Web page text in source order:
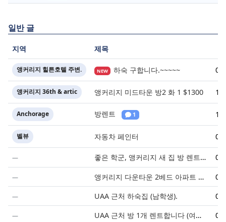
일반 글
지역 제목
앵커리지 힐튼호텔 주변. NEW 하숙 구합니다.~~~~~
앵커리지 36th & artic 앵커리지 미드타운 방2 화 1 $1300
Anchorage 방렌트 1
벨뷰 자동차 페인터
좋은 학군, 앵커리지 새 집 방 렌트.
앵커리지 다운타운 2베드 아파트 단기 렌트.
UAA 근처 하숙집 (남학생).
UAA 근처 방 1개 렌트합니다 (여학생만).